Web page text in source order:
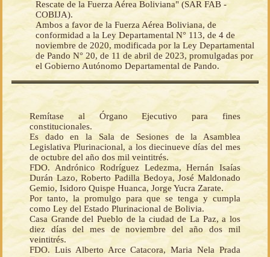
Rescate de la Fuerza Aérea Boliviana" (SAR FAB -
COBIJA).
Ambos a favor de la Fuerza Aérea Boliviana, de
conformidad a la Ley Departamental N° 113, de 4 de
noviembre de 2020, modificada por la Ley Departamental
de Pando N° 20, de 11 de abril de 2023, promulgadas por
el Gobierno Autónomo Departamental de Pando.
Remítase al Órgano Ejecutivo para fines
constitucionales.
Es dado en la Sala de Sesiones de la Asamblea
Legislativa Plurinacional, a los diecinueve días del mes
de octubre del año dos mil veintitrés.
FDO. Andrónico Rodríguez Ledezma, Hernán Isaías
Durán Lazo, Roberto Padilla Bedoya, José Maldonado
Gemio, Isidoro Quispe Huanca, Jorge Yucra Zarate.
Por tanto, la promulgo para que se tenga y cumpla
como Ley del Estado Plurinacional de Bolivia.
Casa Grande del Pueblo de la ciudad de La Paz, a los
diez días del mes de noviembre del año dos mil
veintitrés.
FDO. Luis Alberto Arce Catacora, Maria Nela Prada